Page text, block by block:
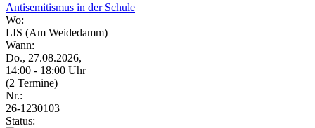
Antisemitismus in der Schule
Wo:
LIS (Am Weidedamm)
Wann:
Do., 27.08.2026,
14:00 - 18:00 Uhr
(2 Termine)
Nr.:
26-1230103
Status: